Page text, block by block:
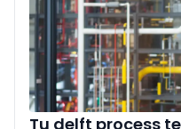
Tu delft process